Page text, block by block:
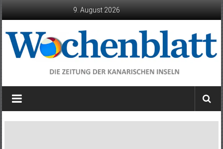
9. August 2026
Wochenblatt
die